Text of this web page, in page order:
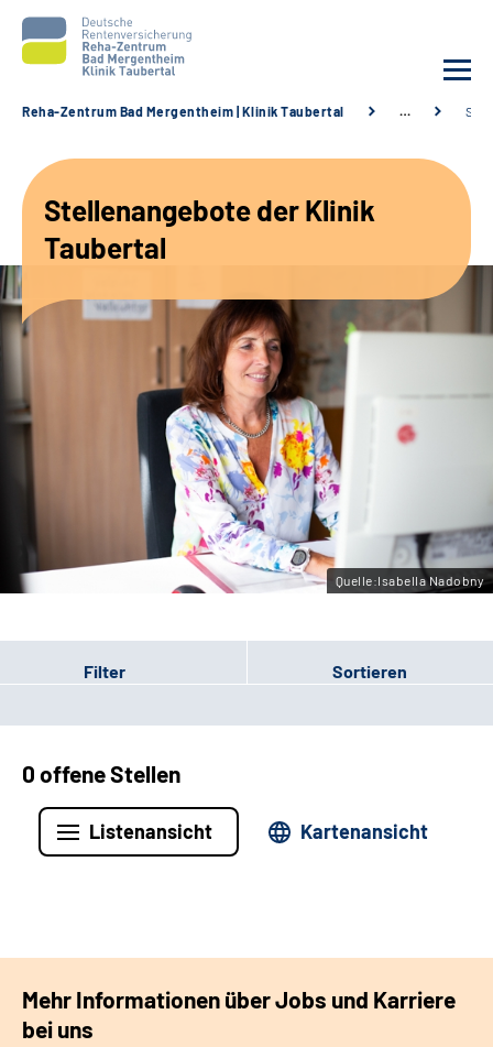
Unsere Angebote
Karriere
Sozialdienste & Zuweisende
Leichte Sprache
Gebärdensprache
Reha-Zentrum Bad Mergentheim | Klinik Taubertal …
Stellenangebote der Klinik
Taubertal
Quelle:Isabella Nadobny
Filter Sortieren
0 offene Stellen
Listenansicht Kartenansicht
Mehr Informationen über Jobs und Karriere
bei uns